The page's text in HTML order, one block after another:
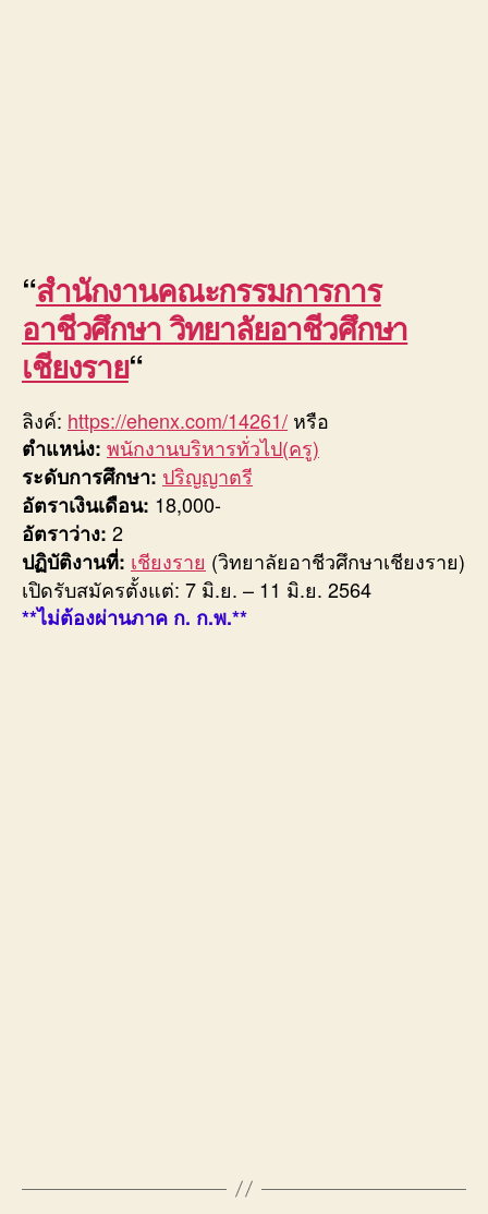
“สำนักงานคณะกรรมการการ
อาชีวศึกษา วิทยาลัยอาชีวศึกษา
เชียงราย“
ลิงค์: https://ehenx.com/14261/ หรือ
ตำแหน่ง: พนักงานบริหารทั่วไป(ครู)
ระดับการศึกษา: ปริญญาตรี
อัตราเงินเดือน: 18,000-
อัตราว่าง: 2
ปฏิบัติงานที่: เชียงราย (วิทยาลัยอาชีวศึกษาเชียงราย)
เปิดรับสมัครตั้งแต่: 7 มิ.ย. – 11 มิ.ย. 2564
**ไม่ต้องผ่านภาค ก. ก.พ.**